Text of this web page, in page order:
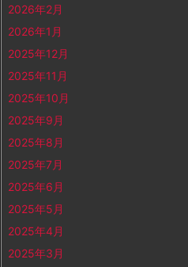
2026年2月
2026年1月
2025年12月
2025年11月
2025年10月
2025年9月
2025年8月
2025年7月
2025年6月
2025年5月
2025年4月
2025年3月